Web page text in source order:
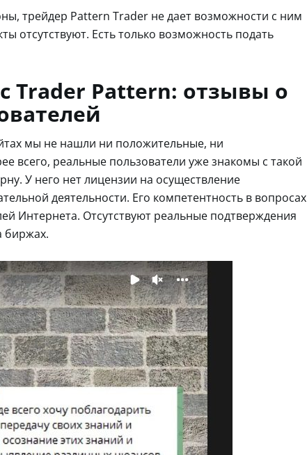
трейдер Pattern Trader не дает возможности с ним
отсутствуют. Есть только возможность подать
Trader Pattern: отзывы о
мы не нашли ни положительные, ни
всего, реальные пользователи уже знакомы с такой
У него нет лицензии на осуществление
деятельности. Его компетентность в вопросах
Интернета. Отсутствуют реальные подтверждения
биржах.